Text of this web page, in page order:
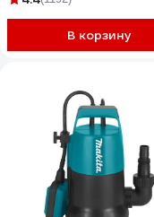
В корзину